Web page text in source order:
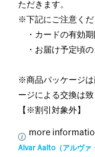
ただきます。
※下記にご注意くだ
・カードの有効期
・お届け予定頃の
※商品パッケージは
ージによる交換は
【※割引対象外】
more
Alvar Aalto（アルヴァ